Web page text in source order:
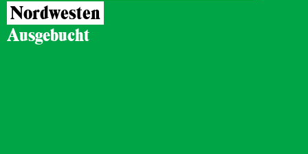
Nordwesten
Ausgebucht